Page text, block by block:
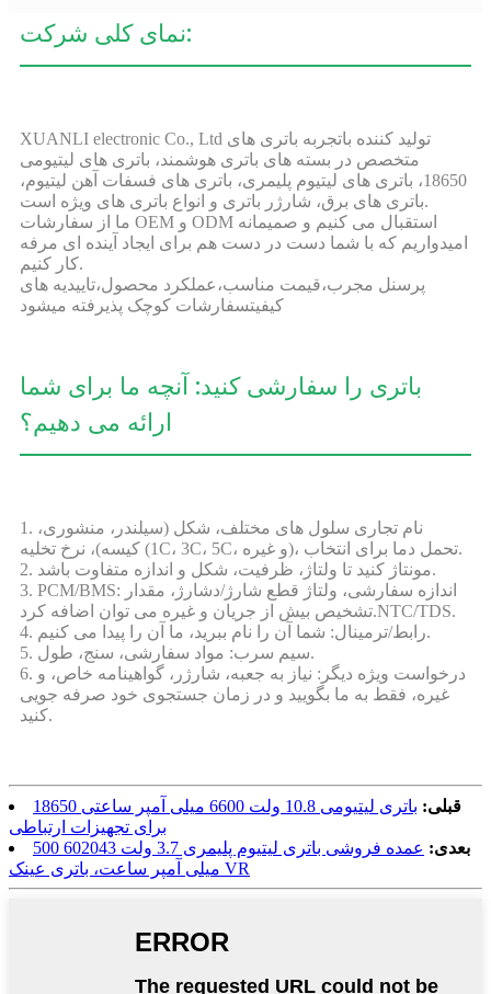
نمای کلی شرکت:
XUANLI electronic Co., Ltd تولید کننده باتجربه باتری های
متخصص در بسته های باتری هوشمند، باتری های لیتیومی
18650، باتری های لیتیوم پلیمری، باتری های فسفات آهن لیتیوم،
باتری های برق، شارژر باتری و انواع باتری های ویژه است.
ما از سفارشات OEM و ODM استقبال می کنیم و صمیمانه
امیدواریم که با شما دست در دست هم برای ایجاد آینده ای مرفه
کار کنیم.
پرسنل مجرب،قیمت مناسب، عملکرد محصول،تاییدیه های
کیفیتسفارشات کوچک پذیرفته میشود
باتری را سفارشی کنید: آنچه ما برای شما
ارائه می دهیم؟
1. نام تجاری سلول های مختلف، شکل (سیلندر، منشوری،
کیسه)، نرخ تخلیه (1C، 3C، 5C، و غیره)، تحمل دما برای انتخاب.
2. مونتاژ کنید تا ولتاژ، ظرفیت، شکل و اندازه متفاوت باشد.
3. PCM/BMS: اندازه سفارشی، ولتاژ قطع شارژ/دشارژ، مقدار
تشخیص بیش از جریان و غیره می توان اضافه کرد.NTC/TDS.
4. رابط/ترمینال: شما آن را نام ببرید، ما آن را پیدا می کنیم.
5. سیم سرب: مواد سفارشی، سنج، طول.
6. درخواست ویژه دیگر: نیاز به جعبه، شارژر، گواهینامه خاص، و
غیره، فقط به ما بگویید و در زمان جستجوی خود صرفه جویی
کنید.
قبلی:
باتری لیتیومی 10.8 ولت 6600 میلی آمپر ساعتی 18650
برای تجهیزات ارتباطی
بعدی:
عمده فروشی باتری لیتیوم پلیمری 3.7 ولت 602043 500
میلی آمپر ساعت، باتری عینک VR